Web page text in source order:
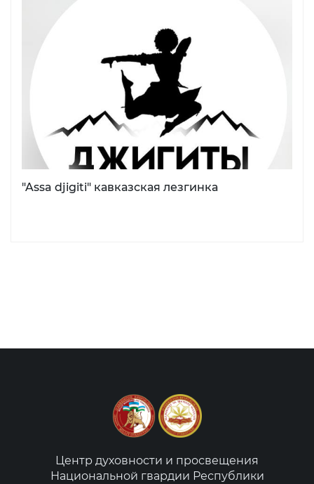
"Assa djigiti" кавказская лезгинка
Центр духовности и просвещения
Национальной гвардии Республики